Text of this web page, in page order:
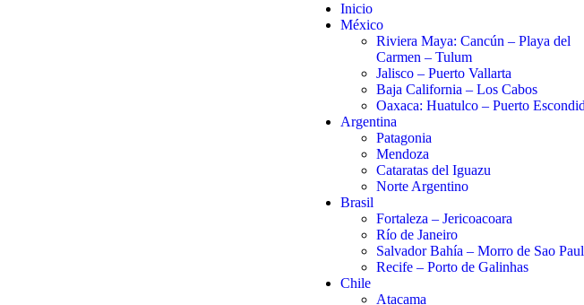
Inicio
México
Riviera Maya: Cancún – Playa del
Carmen – Tulum
Jalisco – Puerto Vallarta
Baja California – Los Cabos
Oaxaca: Huatulco – Puerto
Argentina
Patagonia
Mendoza
Cataratas del Iguazu
Norte Argentino
Brasil
Fortaleza – Jericoacoara
Río de Janeiro
Salvador Bahía – Morro de Sao
Recife – Porto de Galinhas
Chile
Atacama